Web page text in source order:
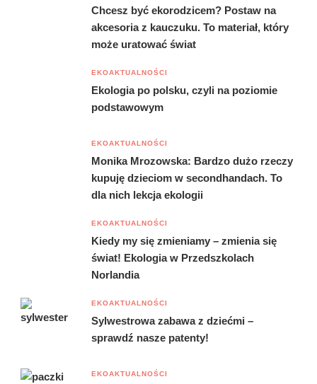
Chcesz być ekorodzicem? Postaw na
akcesoria z kauczuku. To materiał, który
może uratować świat
EKOAKTUALNOŚCI
Ekologia po polsku, czyli na poziomie
podstawowym
EKOAKTUALNOŚCI
Monika Mrozowska: Bardzo dużo rzeczy
kupuję dzieciom w secondhandach. To
dla nich lekcja ekologii
EKOAKTUALNOŚCI
Kiedy my się zmieniamy – zmienia się
świat! Ekologia w Przedszkolach
Norlandia
EKOAKTUALNOŚCI
Sylwestrowa zabawa z dziećmi –
sprawdź nasze patenty!
EKOAKTUALNOŚCI